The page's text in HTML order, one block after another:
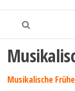
Musikalische